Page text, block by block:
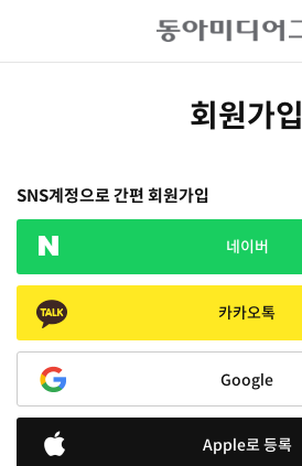
회원가입
SNS계정으로 간편 회원가입
네이버
카카오톡
Google
Apple로 등록